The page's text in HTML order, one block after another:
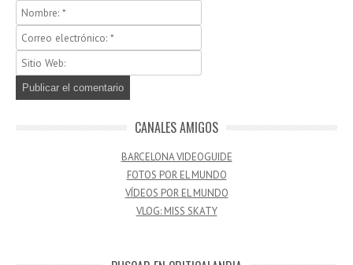
CANALES AMIGOS
BARCELONA VIDEOGUIDE
FOTOS POR EL MUNDO
VÍDEOS POR EL MUNDO
VLOG: MISS SKATY